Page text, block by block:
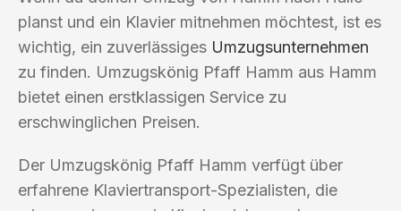
planst und ein Klavier mitnehmen möchtest, ist es
wichtig, ein zuverlässiges Umzugsunternehmen
zu finden. Umzugskönig Pfaff Hamm aus Hamm
bietet einen erstklassigen Service zu
erschwinglichen Preisen.
Der Umzugskönig Pfaff Hamm verfügt über
erfahrene Klaviertransport-Spezialisten, die